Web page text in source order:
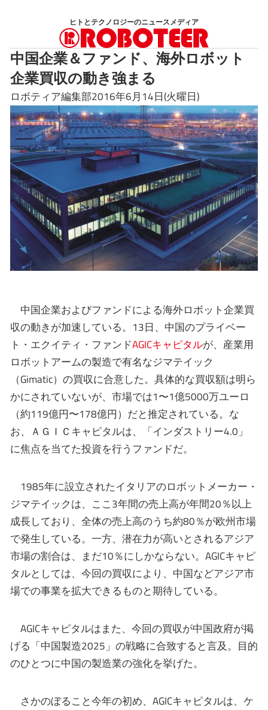
ン
ツ
へ
ス
キ
ッ
プ
ヒトとテクノロジーのニュースメディア
中国企業＆ファンド、海外ロボット
企業買収の動き強まる
ロボティア編集部2016年6月14日(火曜日)
中国企業およびファンドによる海外ロボット企業買
収の動きが加速している。13日、中国のプライベー
ト・エクイティ・ファンドAGICキャピタルが、産業用
ロボットアームの製造で有名なジマテイック
（Gimatic）の買収に合意した。具体的な買収額は明ら
かにされていないが、市場では1〜1億5000万ユーロ
（約119億円〜178億円）だと推定されている。な
お、ＡＧＩＣキャピタルは、「インダストリー4.0」
に焦点を当てた投資を行うファンドだ。
1985年に設立されたイタリアのロボットメーカー・
ジマテイックは、ここ3年間の売上高が年間20％以上
成長しており、全体の売上高のうち約80％が欧州市場
で発生している。一方、潜在力が高いとされるアジア
市場の割合は、まだ10％にしかならない。AGICキャピ
タルとしては、今回の買収により、中国などアジア市
場での事業を拡大できるものと期待している。
AGICキャピタルはまた、今回の買収が中国政府が掲
げる「中国製造2025」の戦略に合致すると言及。目的
のひとつに中国の製造業の強化を挙げた。
さかのぼること今年の初め、AGICキャピタルは、ケ